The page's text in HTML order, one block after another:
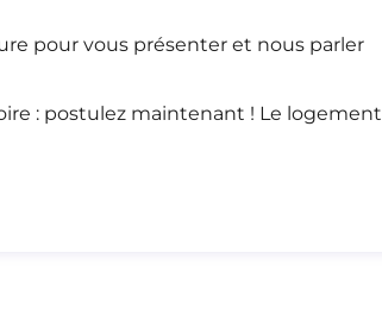
pour vous présenter et nous parler
: postulez maintenant ! Le logement